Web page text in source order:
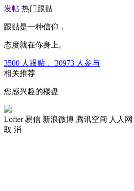
发帖 热门跟贴
跟贴是一种信仰，
态度就在你身上。
3500 人跟贴， 30973 人参与
相关推荐
您感兴趣的楼盘
Lofter 易信 新浪微博 腾讯空间 人人网
取 消